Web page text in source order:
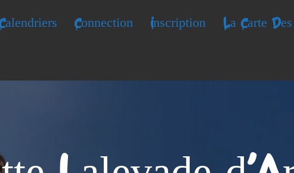
Connection Inscription La Carte